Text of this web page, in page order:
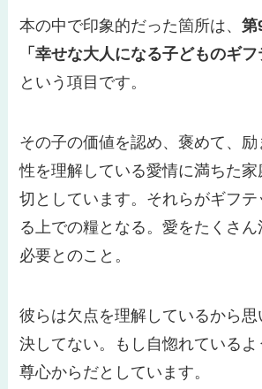
本の中で印象的だった箇所は、第
「幸せな大人になる子どものギフ
という項目です。
その子の価値を認め、褒めて、
性を理解している愛情に満ちた
切としています。それらがギフ
る上での糧となる。愛をたくさ
必要とのこと。
彼らは欠点を理解しているから
決してない。もし自惚れているよ
尊心からだとしています。